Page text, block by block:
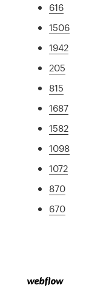
616
1506
1942
205
815
1687
1582
1098
1072
870
670